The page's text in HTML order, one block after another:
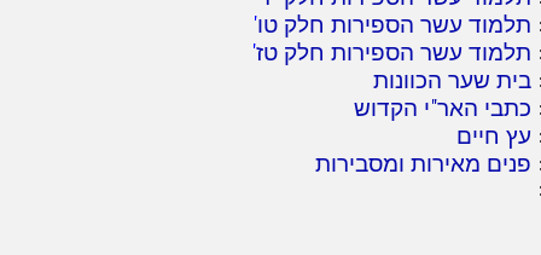
תלמוד עשר הספירות חלק טו'
תלמוד עשר הספירות חלק טז'
בית שער הכוונות
כתבי האר"י הקדוש
עץ חיים
פנים מאירות ומסבירות